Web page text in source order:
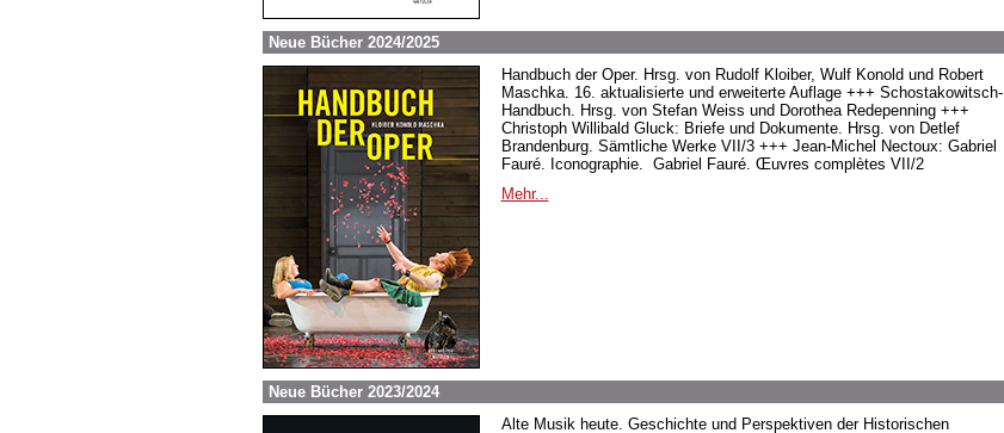
Neue Bücher 2024/2025
Handbuch der Oper. Hrsg. von Rudolf Kloiber, Wulf Konold und Robert
Maschka. 16. aktualisierte und erweiterte Auflage +++ Schostakowitsch-
Handbuch. Hrsg. von Stefan Weiss und Dorothea Redepenning +++
Christoph Willibald Gluck: Briefe und Dokumente. Hrsg. von Detlef
Brandenburg. Sämtliche Werke VII/3 +++ Jean-Michel Nectoux: Gabriel
Fauré. Iconographie. Gabriel Fauré. Œuvres complètes VII/2
Mehr...
Neue Bücher 2023/2024
Alte Musik heute. Geschichte und Perspektiven der Historischen